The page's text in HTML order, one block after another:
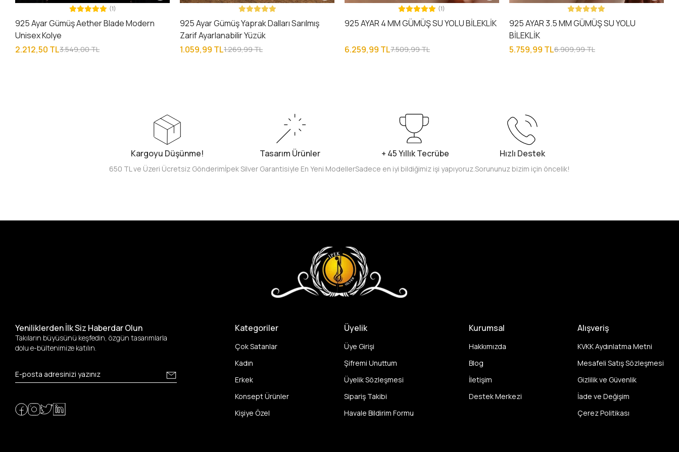
(1)
925 Ayar Gümüş Aether Blade Modern
Unisex Kolye
2.212,50 TL3.549,00 TL
925 Ayar Gümüş Yaprak Dalları Sarılmış
Zarif Ayarlanabilir Yüzük
1.059,99 TL1.269,99 TL
(1)
925 AYAR 4 MM GÜMÜŞ SU YOLU BİLEKLİK
6.259,99 TL7.509,99 TL
925 AYAR 3.5 MM GÜMÜŞ SU YOLU
BİLEKLİK
5.759,99 TL6.909,99 TL
Kargoyu Düşünme!
650 TL ve Üzeri Ücretsiz Gönderim
Tasarım Ürünler
İpek Silver Garantisiyle En Yeni Modeller
+ 45 Yıllık Tecrübe
Sadece en iyi bildiğimiz işi yapıyoruz.
Hızlı Destek
Sorununuz bizim için öncelik!
Yeniliklerden İlk Siz Haberdar Olun
Takıların büyüsünü keşfedin, özgün tasarımlarla
dolu e-bültenimize katılın.
Kategoriler
Çok Satanlar
Kadın
Erkek
Konsept Ürünler
Kişiye Özel
Üyelik
Üye Girişi
Şifremi Unuttum
Üyelik Sözleşmesi
Sipariş Takibi
Havale Bildirim Formu
Kurumsal
Hakkımızda
Blog
İletişim
Destek Merkezi
Alışveriş
KVKK Aydınlatma Metni
Mesafeli Satış Sözleşmesi
Gizlilik ve Güvenlik
İade ve Değişim
Çerez Politikası